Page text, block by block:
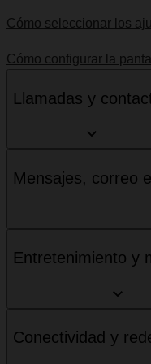
Cómo seleccionar los
Cómo configurar la
Llamadas y
Mensajes, correo
Entretenimiento y
Conectividad y